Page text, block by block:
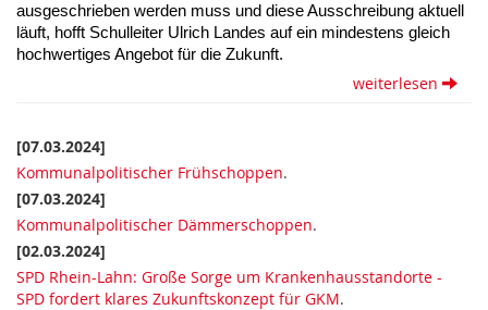
ausgeschrieben werden muss und diese Ausschreibung aktuell
läuft, hofft Schulleiter Ulrich Landes auf ein mindestens gleich
hochwertiges Angebot für die Zukunft.
weiterlesen
[07.03.2024]
Kommunalpolitischer Frühschoppen.
[07.03.2024]
Kommunalpolitischer Dämmerschoppen.
[02.03.2024]
SPD Rhein-Lahn: Große Sorge um Krankenhausstandorte -
SPD fordert klares Zukunftskonzept für GKM.